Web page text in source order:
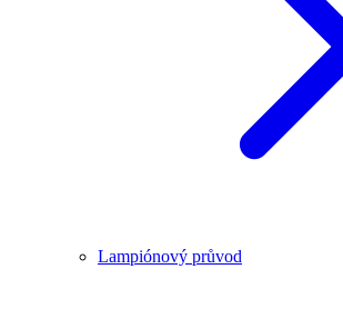
Lampiónový průvod